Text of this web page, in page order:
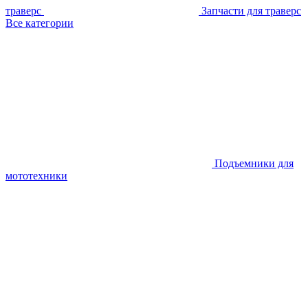
траверс
Запчасти для траверс
Все категории
Подъемники для
мототехники